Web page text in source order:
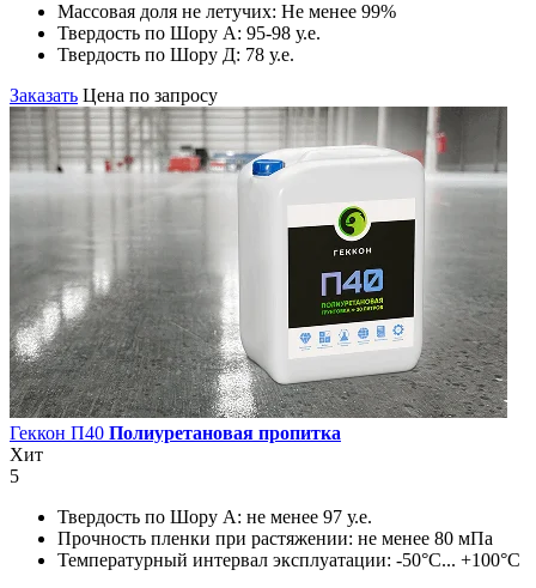
Массовая доля не летучих: Не менее 99%
Твердость по Шору А: 95-98 у.е.
Твердость по Шору Д: 78 у.е.
Заказать Цена по запросу
Геккон П40 Полиуретановая пропитка
Хит
5
Твердость по Шору А: не менее 97 у.е.
Прочность пленки при растяжении: не менее 80 мПа
Температурный интервал эксплуатации: -50°С... +100°С